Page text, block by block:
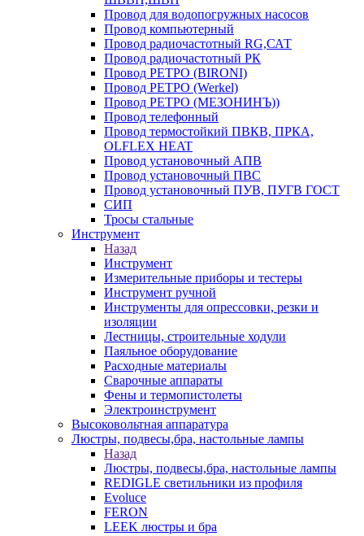
Провод для водопогружных насосов
Провод компьютерный
Провод радиочастотный RG,САТ
Провод радиочастотный РК
Провод РЕТРО (BIRONI)
Провод РЕТРО (Werkel)
Провод РЕТРО (МЕЗОНИНЪ))
Провод телефонный
Провод термостойкий ПВКВ, ПРКА,
OLFLEX HEAT
Провод установочный АПВ
Провод установочный ПВС
Провод установочный ПУВ, ПУГВ ГОСТ
СИП
Тросы стальные
Инструмент
Назад
Инструмент
Измерительные приборы и тестеры
Инструмент ручной
Инструменты для опрессовки, резки и
изоляции
Лестницы, строительные ходули
Паяльное оборудование
Расходные материалы
Сварочные аппараты
Фены и термопистолеты
Электроинструмент
Высоковольтная аппаратура
Люстры, подвесы,бра, настольные лампы
Назад
Люстры, подвесы,бра, настольные лампы
REDIGLE светильники из профиля
Evoluce
FERON
LEEK люстры и бра